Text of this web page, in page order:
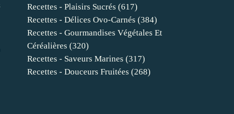
Recettes - Plaisirs Sucrés (617)
Recettes - Délices Ovo-Carnés (384)
Recettes - Gourmandises Végétales Et
Céréalières (320)
Recettes - Saveurs Marines (317)
Recettes - Douceurs Fruitées (268)